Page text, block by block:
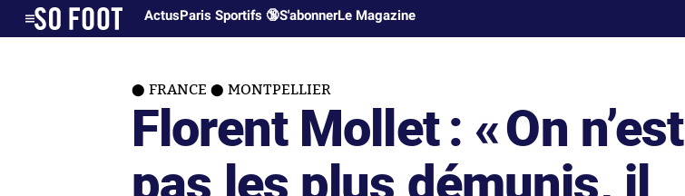
ActusParis Sportifs 🔞S'abonnerLe Magazine
FRANCE MONTPELLIER
Florent Mollet : «On n’est
pas les plus démunis, il